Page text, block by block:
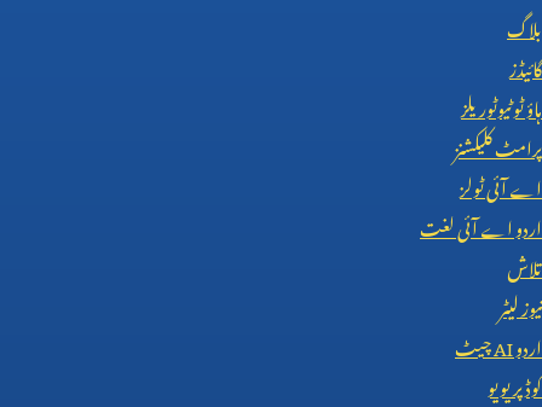
بلاگ
گائیڈز
ہاؤ ٹو ٹیوٹوریلز
پرامٹ کلیکشنز
اے آئی ٹولز
اردو اے آئی لغت
تلاش
نیوز لیٹر
اردوAIچیٹ
کوڈ پریویو